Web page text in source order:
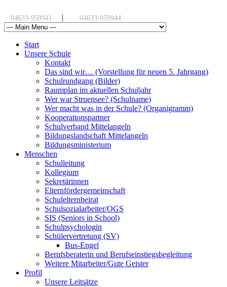
04633-959941 | 04633-959944
Start
Unsere Schule
Kontakt
Das sind wir… (Vorstellung für neuen 5. Jahrgang)
Schulrundgang (Bilder)
Raumplan im aktuellen Schuljahr
Wer war Struensee? (Schulname)
Wer macht was in der Schule? (Organigramm)
Kooperationspartner
Schulverband Mittelangeln
Bildungslandschaft Mittelangeln
Bildungsministerium
Menschen
Schulleitung
Kollegium
Sekretärinnen
Elternfördergemeinschaft
Schulelternbeirat
Schulsozialarbeiter/OGS
SIS (Seniors in School)
Schulpsychologin
Schülervertretung (SV)
Bus-Engel
Berufsberaterin und Berufseinstiegsbegleitung
Weitere Mitarbeiter/Gute Geister
Profil
Unsere Leitsätze